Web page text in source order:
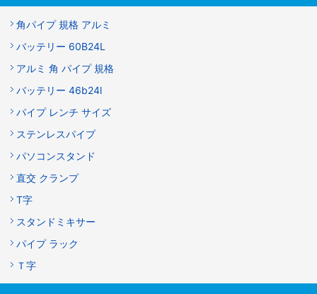
角パイプ 規格 アルミ
バッテリー 60B24L
アルミ 角 パイプ 規格
バッテリー 46b24l
パイプ レンチ サイズ
ステンレスパイプ
パソコンスタンド
直交 クランプ
T字
スタンドミキサー
パイプ ラック
Ｔ字